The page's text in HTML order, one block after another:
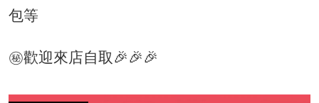
包等
㊙️歡迎來店自取🎉🎉🎉